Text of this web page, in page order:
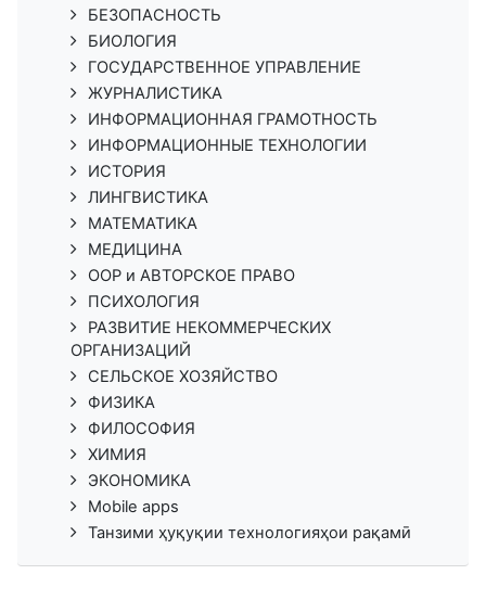
БЕЗОПАСНОСТЬ
БИОЛОГИЯ
ГОСУДАРСТВЕННОЕ УПРАВЛЕНИЕ
ЖУРНАЛИСТИКА
ИНФОРМАЦИОННАЯ ГРАМОТНОСТЬ
ИНФОРМАЦИОННЫЕ ТЕХНОЛОГИИ
ИСТОРИЯ
ЛИНГВИСТИКА
МАТЕМАТИКА
МЕДИЦИНА
ООР и АВТОРСКОЕ ПРАВО
ПСИХОЛОГИЯ
РАЗВИТИЕ НЕКОММЕРЧЕСКИХ
ОРГАНИЗАЦИЙ
СЕЛЬСКОЕ ХОЗЯЙСТВО
ФИЗИКА
ФИЛОСОФИЯ
ХИМИЯ
ЭКОНОМИКА
Mobile apps
Танзими ҳуқуқии технологияҳои рақамӣ